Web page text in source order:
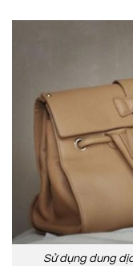
Sử dụng dung